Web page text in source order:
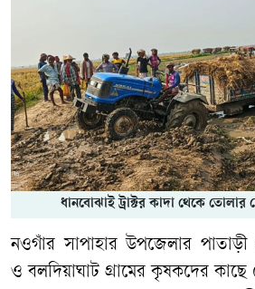
ধানবোঝাই ট্রাক্টর কাদা থেকে তোলার
নওগাঁর সাপাহার উপজেলার পাতাড়ী
ও বলদিয়াঘাট গ্রামের কৃষকদের